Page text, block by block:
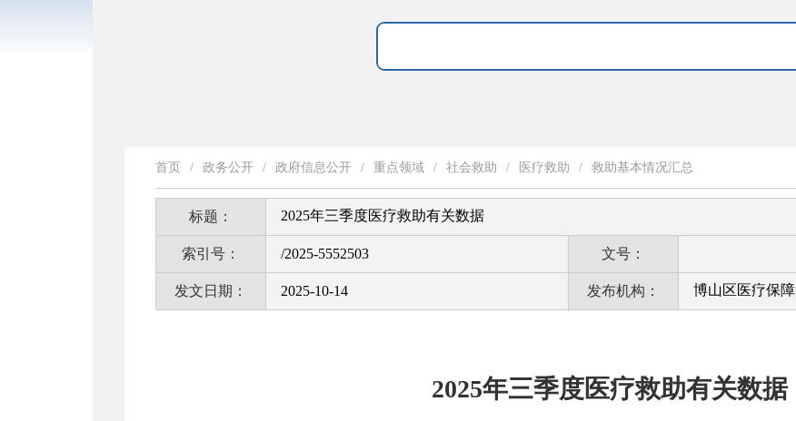
首页 / 政务公开 / 政府信息公开 / 重点领域 / 社会救助 / 医疗救助 / 救助基本情况汇总
标题： 2025年三季度医疗救助有关数据
索引号： /2025-5552503 文号：
发文日期： 2025-10-14 发布机构： 博山区医疗保
2025年三季度医疗救助有关数据